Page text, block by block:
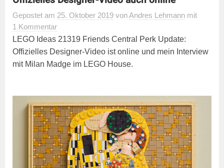
Gepostet am 25. Oktober 2019 vonAndres Lehmann mit
1 Kommentar
LEGO Ideas 21319 Friends Central Perk Update:
Offizielles Designer-Video ist online und mein Interview
mit Milan Madge im LEGO House.